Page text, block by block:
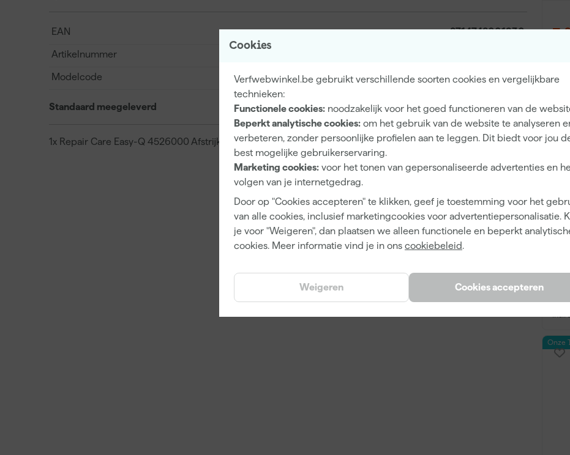
Cookies
Verfwebwinkel.be gebruikt verschillende soorten cookies en vergelijkbare
technieken:
Functionele cookies: noodzakelijk voor het goed functioneren van de
Beperkt analytische cookies: om het gebruik van de website te analyseren
verbeteren, zonder persoonlijke profielen aan te leggen. Dit biedt voor jou
best mogelijke gebruikerservaring.
Marketing cookies: voor het tonen van gepersonaliseerde advertenties en
volgen van je internetgedrag.
Door op "Cookies accepteren" te klikken, geef je toestemming voor het
van alle cookies, inclusief marketingcookies voor advertentiepersonalisatie.
je voor "Weigeren", dan plaatsen we alleen functionele en beperkt
cookies. Meer informatie vind je in ons cookiebeleid.
Cookies accepteren
Weigeren
EAN 8714748001930
Artikelnummer
Modelcode 4526000
Standaard meegeleverd
1x Repair Care Easy-Q 4526000 Afstrijkrubber vierkant
3,
Q
incl.
Onze